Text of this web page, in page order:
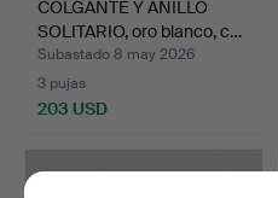
COLGANTE Y ANILLO
SOLITARIO, oro blanco, c…
Subastado 8 may 2026
3 pujas
203 USD